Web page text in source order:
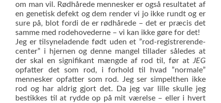
om man vil. Rødhårede mennesker er også resultatet af
en genetisk defekt og dem render vi jo ikke rundt og er
sure på, blot fordi de er rødhårede – det er præcis det
samme med rodehovederne – vi kan ikke gøre for det!
Jeg er tilsyneladende født uden et ”rod-registrerende-
center” i hjernen og denne mangel tillader således at
der skal en signifikant mængde af rod til, før atJEG
opfatter det som rod, i forhold til hvad ”normale”
mennesker opfatter som rod. Jeg ser simpelthen ikke
rod og har aldrig gjort det. Da jeg var lille skulle jeg
bestikkes til at rydde op på mit værelse – eller i hvert